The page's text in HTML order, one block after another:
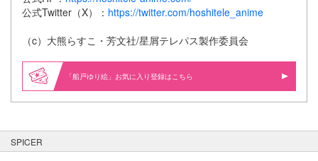
公式Twitter（X）： https://twitter.com/hoshitele_anime
（c）大熊らすこ・芳文社/星屑テレパス製作委員会
「船戸ゆり絵」お気に入り登録はこちら
SPICER